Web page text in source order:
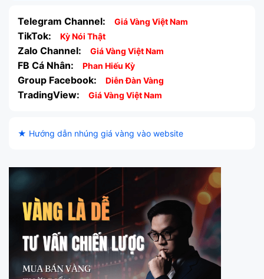
Telegram Channel: Giá Vàng Việt Nam
TikTok: Kỳ Nói Thật
Zalo Channel: Giá Vàng Việt Nam
FB Cá Nhân: Phan Hiếu Kỳ
Group Facebook: Diễn Đàn Vàng
TradingView: Giá Vàng Việt Nam
★ Hướng dẫn nhúng giá vàng vào website